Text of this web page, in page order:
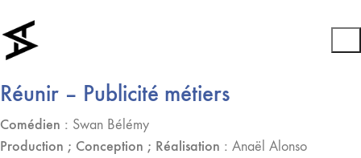
Réunir – Publicité métiers
Comédien : Swan Bélémy
Production ; Conception ; Réalisation : Anaël Alonso